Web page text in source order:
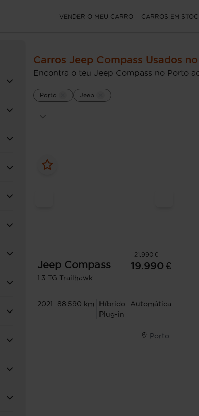
VENDER O MEU CARRO CARROS EM
Carros Jeep Compass Usados
Encontra o teu Jeep Compass no Porto
Porto Jeep
21.990 €
Jeep Compass
1.3 TG Trailhawk
19.990 €
2021 88.590 km
Híbrido
Plug-in
Automática
Porto